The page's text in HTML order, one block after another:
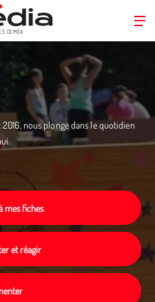
CEMÉA
nous plonge dans le quotidien
mes fiches
et réagir